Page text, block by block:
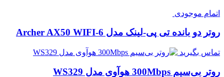
اتمام موجودی
روتر دو بانده تی پی-لینک مدل Archer AX50 WIFI-6
تماس بگیرید
روتر بی‌سیم 300Mbps هوآوی مدل WS329